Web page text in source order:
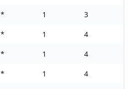
* 1 3
* 1 4
* 1 4
* 1 4